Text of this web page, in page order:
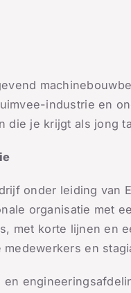
industrie en
die je krijgt als jong
onder leiding
organisatie met
met korte lijnen en
en